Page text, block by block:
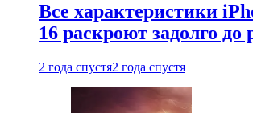
Все характеристики
16 раскроют задолго до
2 года спустя2 года спустя